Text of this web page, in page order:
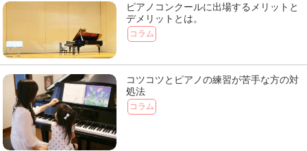
ピアノコンクールに出場するメリットと
デメリットとは。
コラム
コツコツとピアノの練習が苦手な方の対
処法
コラム